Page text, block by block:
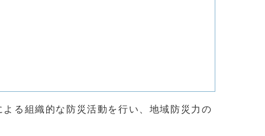
る組織的な防災活動を行い、地域防災力の